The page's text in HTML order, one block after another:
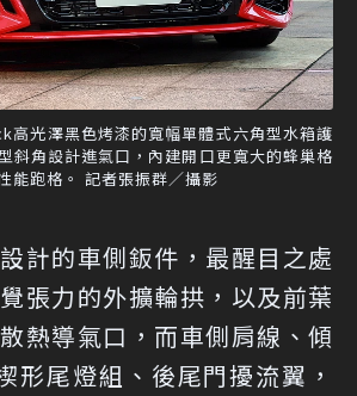
光澤黑色烤漆的寬幅單體式六角型水箱護
斜角設計進氣口，內建開口更寬大的蜂巢格
能跑格。 記者張振群／攝影
計的車側鈑件，最醒目之處
張力的外擴輪拱，以及前葉
熱導氣口，而車側肩線、傾
形尾燈組、後尾門擾流翼，